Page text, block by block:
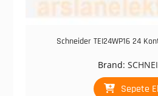
Schneider TEI24WP16 24
Brand:
Sepete